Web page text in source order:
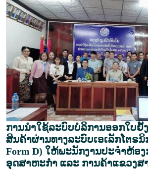
ການນຳໃຊ້ລະບົບບໍລິການອອກໃບຢັ້
ສິນຄ້າຜ່ານທາງລະບົບເອເລັກໂຕຣນິ
Form D) ໃຫ້ພະນັກງານປະຈໍາຫ້ອ
ອຸດສາຫະກຳ ແລະ ການຄ້າແຂວງສ